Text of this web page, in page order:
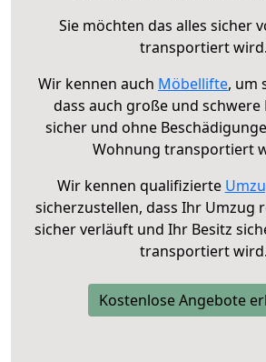
Sie möchten das alles sicher
transportiert wird.
Wir kennen auch Möbellifte, um
dass auch große und
sicher und ohne
Wohnung transportiert
Wir kennen qualifizierte
sicherzustellen, dass Ihr Umzug
sicher verläuft und Ihr Besitz
transportiert wird.
Kostenlose Angebote